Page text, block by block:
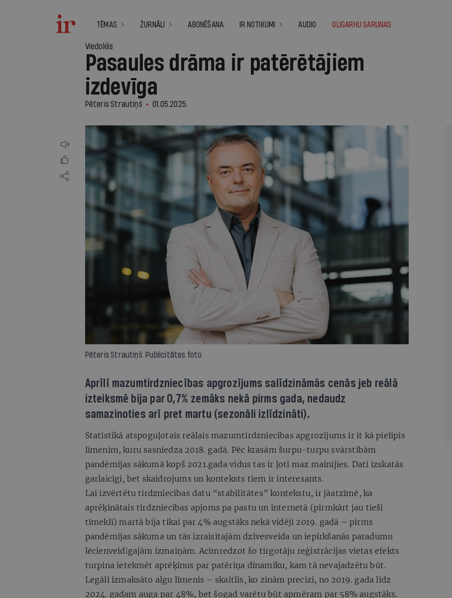
TĒMAS ŽURNĀLI ABONĒŠANA IR NOTIKUMI AUDIO OLIGARHU SARUNAS
Viedoklis
Pasaules drāma ir patērētājiem
izdevīga
Pēteris Strautiņš 01.05.2025.
Pēteris Strautiņš. Publicitātes foto
Aprīlī mazumtirdzniecības apgrozījums salīdzināmās cenās jeb reālā
izteiksmē bija par 0,7% zemāks nekā pirms gada, nedaudz
samazinoties arī pret martu (sezonāli izlīdzināti).
Statistikā atspoguļotais reālais mazumtirdzniecības apgrozījums ir it kā pielipis
līmenim, kuru sasniedza 2018. gadā. Pēc krasām šurpu-turpu svārstībām
pandēmijas sākumā kopš 2021.gada vidus tas ir ļoti maz mainījies. Dati izskatās
garlaicīgi, bet skaidrojums un konteksts tiem ir interesants.
Lai izvērtētu tirdzniecības datu “stabilitātes” kontekstu, ir jāatzīmē, ka
aprēķinātais tirdzniecības apjoms pa pastu un internetā (pirmkārt jau tieši
tīmeklī) martā bija tikai par 4% augstāks nekā vidēji 2019. gadā – pirms
pandēmijas sākuma un tās izraisītajām dzīvesveida un iepirkšanās paradumu
lēcienveidīgajām izmaiņām. Acīmredzot šo tirgotāju reģistrācijas vietas efekts
turpina ietekmēt aprēķinus par patēriņa dinamiku, kam tā nevajadzētu būt.
Legāli izmaksāto algu līmenis – skaitlis, ko zinām precīzi, no 2019. gada līdz
2024. gadam auga par 48%, bet šogad varētu būt apmēram par 58% augstāks.